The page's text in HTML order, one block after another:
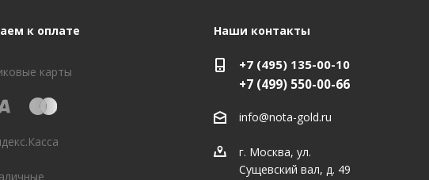
к оплате
карты
Наши контакты
+7 (495) 135-00-10
+7 (499) 550-00-66
info@nota-gold.ru
г. Москва, ул.
Сущевский вал, д. 49